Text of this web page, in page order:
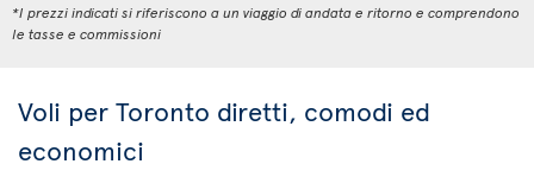
*I prezzi indicati si riferiscono a un viaggio di andata e ritorno e comprendono
le tasse e commissioni
Voli per Toronto diretti, comodi ed
economici